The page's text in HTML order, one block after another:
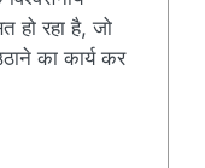
हो रहा है, जो
का कार्य कर